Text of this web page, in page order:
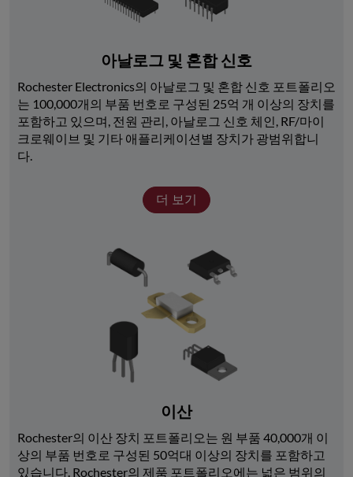
아날로그 및 혼합 신호
Rochester Electronics의 아날로그 및 혼합 신호 포트폴리오
는 100,000개의 부품 번호로 구성된 25억 개 이상의 장치를
포함하고 있으며, 전원 관리, 아날로그 신호 체인, RF/마이
크로웨이브 및 기타 애플리케이션별 장치가 광범위합니
다.
더 보기
이산
Rochester의 이산 장치 포트폴리오는 원 부품 40,000개 이
상의 부품 번호로 구성된 50억대 이상의 장치를 포함하고
있습니다. Rochester의 제품 포트폴리오에는 넓은 범위의